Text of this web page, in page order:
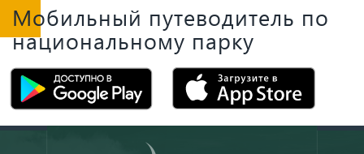
Мобильный путеводитель по
национальному парку